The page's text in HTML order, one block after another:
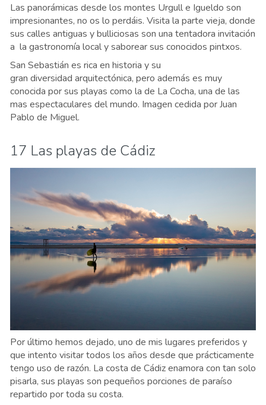
Las panorámicas desde los montes Urgull e Igueldo son
impresionantes, no os lo perdáis. Visita la parte vieja, donde
sus calles antiguas y bulliciosas son una tentadora invitación
a la gastronomía local y saborear sus conocidos pintxos.
San Sebastián es rica en historia y su
gran diversidad arquitectónica, pero además es muy
conocida por sus playas como la de La Cocha, una de las
mas espectaculares del mundo. Imagen cedida por Juan
Pablo de Miguel.
17 Las playas de Cádiz
Por último hemos dejado, uno de mis lugares preferidos y
que intento visitar todos los años desde que prácticamente
tengo uso de razón. La costa de Cádiz enamora con tan solo
pisarla, sus playas son pequeños porciones de paraíso
repartido por toda su costa.